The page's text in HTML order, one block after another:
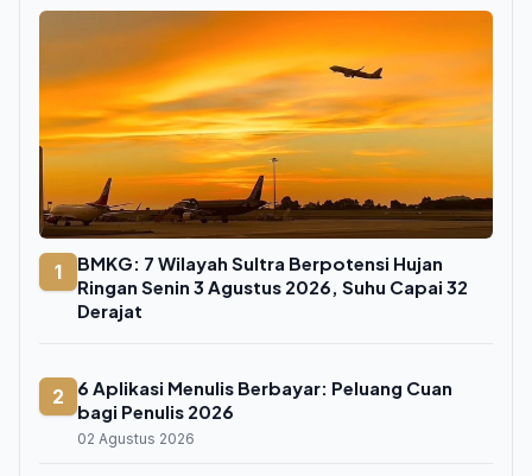
1
BMKG: 7 Wilayah Sultra Berpotensi Hujan
Ringan Senin 3 Agustus 2026, Suhu Capai 32
Derajat
2
6 Aplikasi Menulis Berbayar: Peluang Cuan
bagi Penulis 2026
02 Agustus 2026